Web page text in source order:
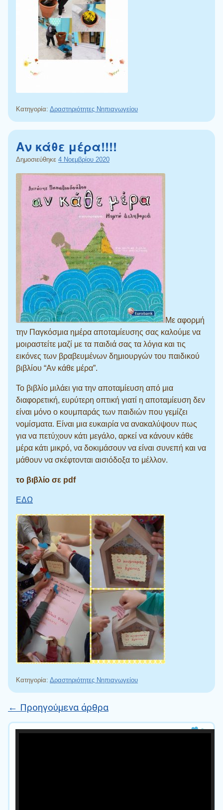
Κατηγορία: Δραστηριότητες Νηπιαγωγείου
Αν κάθε μέρα!!!!
Δημοσιεύθηκε 4 Νοεμβρίου 2020
Με αφορμή
την Παγκόσμια ημέρα αποταμίευσης σας καλούμε να
μοιραστείτε μαζί με τα παιδιά σας τα λόγια και τις
εικόνες των βραβευμένων δημιουργών του παιδικού
βιβλίου “Αν κάθε μέρα”.
Το βιβλίο μιλάει για την αποταμίευση από μια
διαφορετική, ευρύτερη οπτική γιατί η αποταμίευση δεν
είναι μόνο ο κουμπαράς των παιδιών που γεμίζει
νομίσματα. Είναι μια ευκαιρία να ανακαλύψουν πως
για να πετύχουν κάτι μεγάλο, αρκεί να κάνουν κάθε
μέρα κάτι μικρό, να δοκιμάσουν να είναι συνεπή και να
μάθουν να σκέφτονται αισιόδοξα το μέλλον.
το βιβλίο σε pdf
ΕΔΩ
Κατηγορία: Δραστηριότητες Νηπιαγωγείου
Πλοήγηση άρθρων
← Προηγούμενα άρθρα
Πρόγραμμα